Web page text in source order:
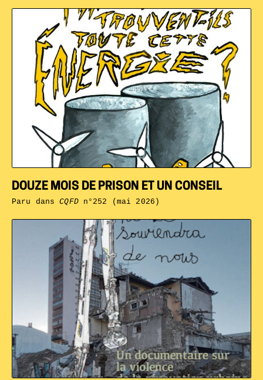
DOUZE MOIS DE PRISON ET UN CONSEIL
Paru dansCQFDn°252 (mai 2026)